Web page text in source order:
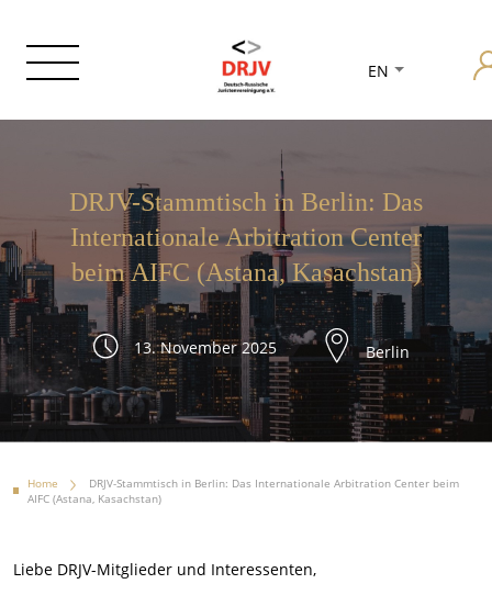
EN
DRJV-Stammtisch in Berlin: Das
Internationale Arbitration Center
beim AIFC (Astana, Kasachstan)
13. November 2025 Berlin
Home
DRJV-Stammtisch in Berlin: Das Internationale Arbitration Center beim
AIFC (Astana, Kasachstan)
Liebe DRJV-Mitglieder und Interessenten,